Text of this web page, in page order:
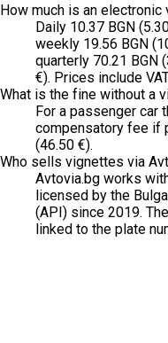
How much is an electronic
Daily 10.37 BGN
weekly 19.56 BGN
quarterly 70.21 BGN
€). Prices include
What is the fine without a
For a passenger car
compensatory fee if
(46.50 €).
Who sells vignettes via
Avtovia.bg works
licensed by the
(API) since 2019.
linked to the plate